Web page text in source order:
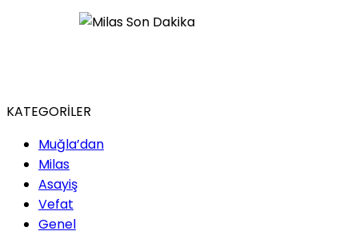
KATEGORİLER
Muğla’dan
Milas
Asayiş
Vefat
Genel